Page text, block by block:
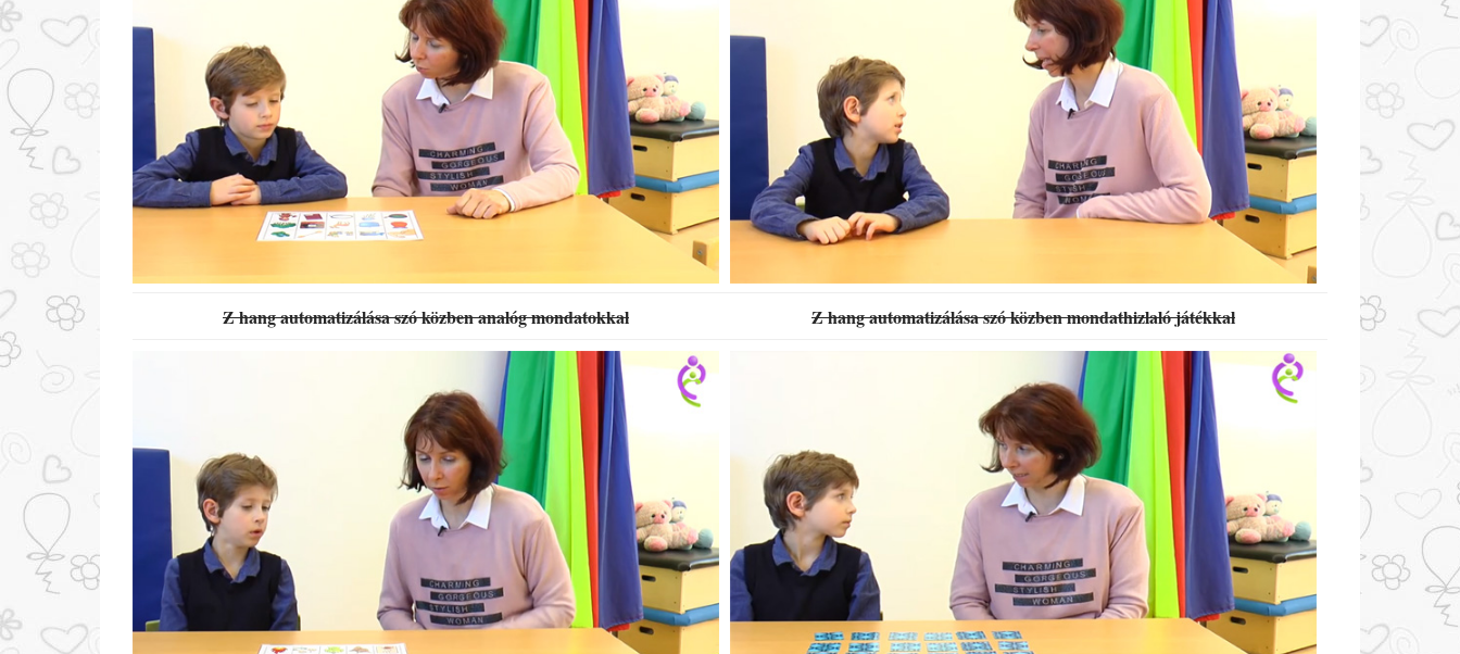
Z hang automatizálása szó közben analóg mondatokkal Z hang automatizálása szó közben mondathizlaló játékkal